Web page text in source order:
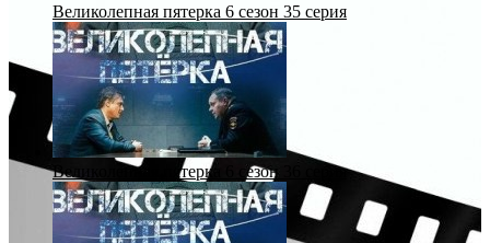
Великолепная пятерка 6 сезон 35 серия
Великолепная пятерка 6 сезон 36 серия